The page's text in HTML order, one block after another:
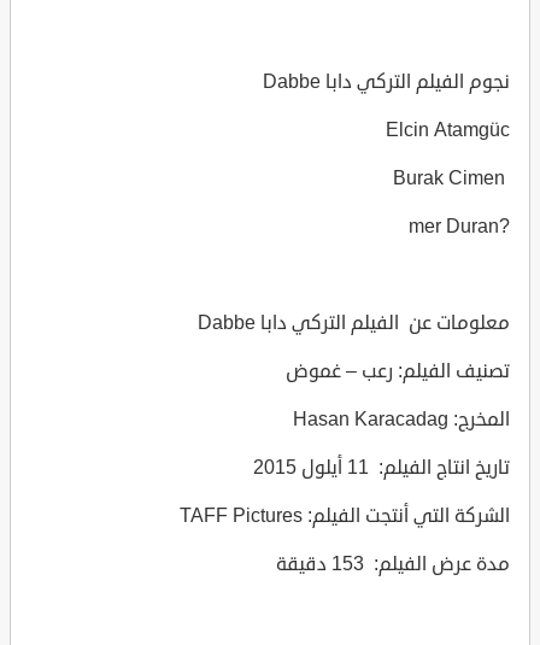
نجوم الفيلم التركي دابا Dabbe
Elcin Atamgüc
?mer Duran
معلومات عن الفيلم التركي دابا Dabbe
تصنيف الفيلم: رعب – غموض
المخرج: Hasan Karacadag
تاريخ انتاج الفيلم: 11 أيلول 2015
الشركة التي أنتجت الفيلم: TAFF Pictures
مدة عرض الفيلم: 153 دقيقة